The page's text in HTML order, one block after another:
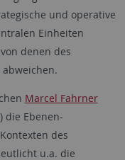
und operative
Einheiten
denen des
Marcel Fahrner
die Ebenen-
des
u.a. die